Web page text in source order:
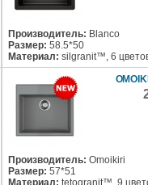
Производитель: Blanco
Размер: 58.5*50
Материал:silgranit™, 6
Производитель: Omoikiri
Размер: 57*51
Материал:tetogranit™, 9